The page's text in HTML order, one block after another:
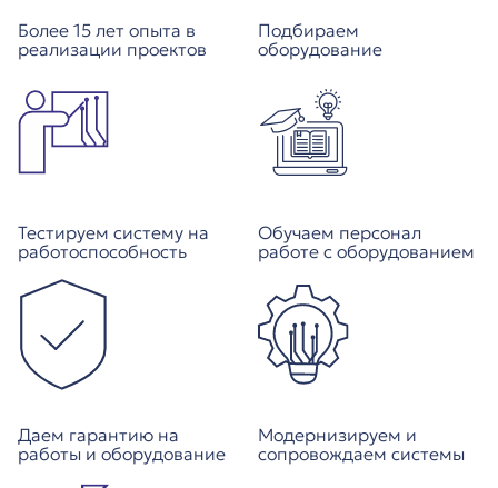
Более 15 лет опыта в
реализации проектов
Подбираем
оборудование
Тестируем систему на
работоспособность
Обучаем персонал
работе с оборудованием
Даем гарантию на
работы и оборудование
Модернизируем и
сопровождаем системы